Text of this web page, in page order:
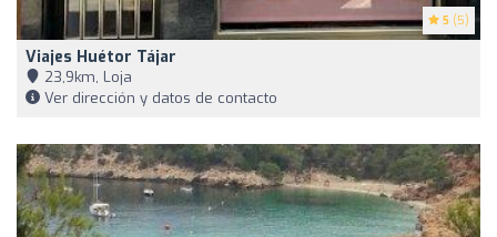
5 (5)
Viajes Huétor Tájar
23,9km, Loja
Ver dirección y datos de contacto